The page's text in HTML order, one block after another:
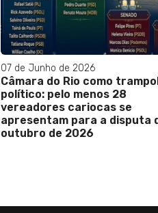
07 de Junho de 2026
Câmara do Rio como
político: pelo menos 28
vereadores cariocas se
apresentam para a disputa
outubro de 2026